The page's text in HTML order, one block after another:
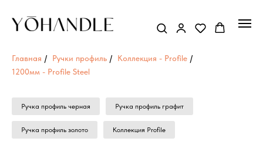
Главная / Ручки профиль / Коллекция - Profile /
1200мм - Profile Steel
Ручка профиль черная Ручка профиль графит
Ручка профиль золото Коллекция Profile